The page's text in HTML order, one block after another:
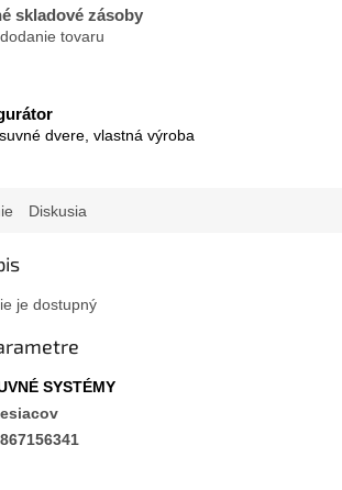
skladové zásoby
tovaru
dvere, vlastná výroba
Diskusia
je dostupný
SYSTÉMY